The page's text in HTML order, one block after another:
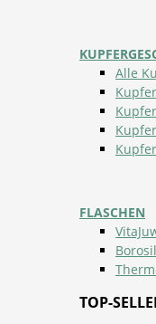
Alle
FLASCHEN
TOP-